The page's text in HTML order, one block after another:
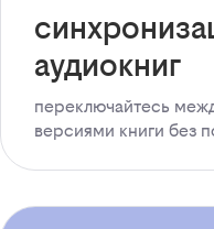
аудиокниг
переключайтесь
версиями книги без